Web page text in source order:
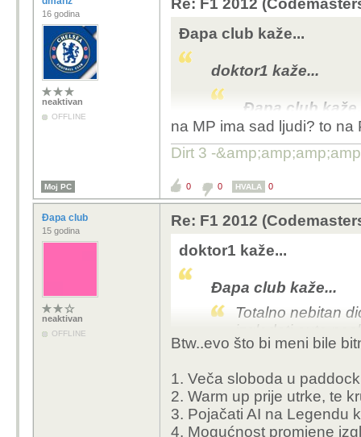
I tebi to u F1 naslovu
16 godina
neaktivan
OFFLINE
Re: F1 2012
Đapa club kaže...
doktor1 kaže...
Đapa club
Totalno
će izgledati
poradit, a
Kako je nebitan
napetiji! Zašto?
ovjes, pukne
ništa nije
se i famozno
I tebi to u F1
I ovako je sve puno
bi to izgledalo sa
model oštećenja, ali
osobno mišljenje je
na MP ima sad ljudi? to na
Dirt 3 -
Moj PC 0 0 HVALA 0
Đapa club
15 godina
neaktivan
OFFLINE
Re: F1 2012
doktor1 kaže...
Đapa club kaže...
Totalno nebitan
izgledati auto
Ima puno bitnijih
Kako je nebitan dio
Zašto? Pa recimo
Btw..evo što bi meni bile
1. Veča sloboda u
2. Warm up prije utrke, te
3. Pojačati AI na Legendu
4. Mogućnost promjene